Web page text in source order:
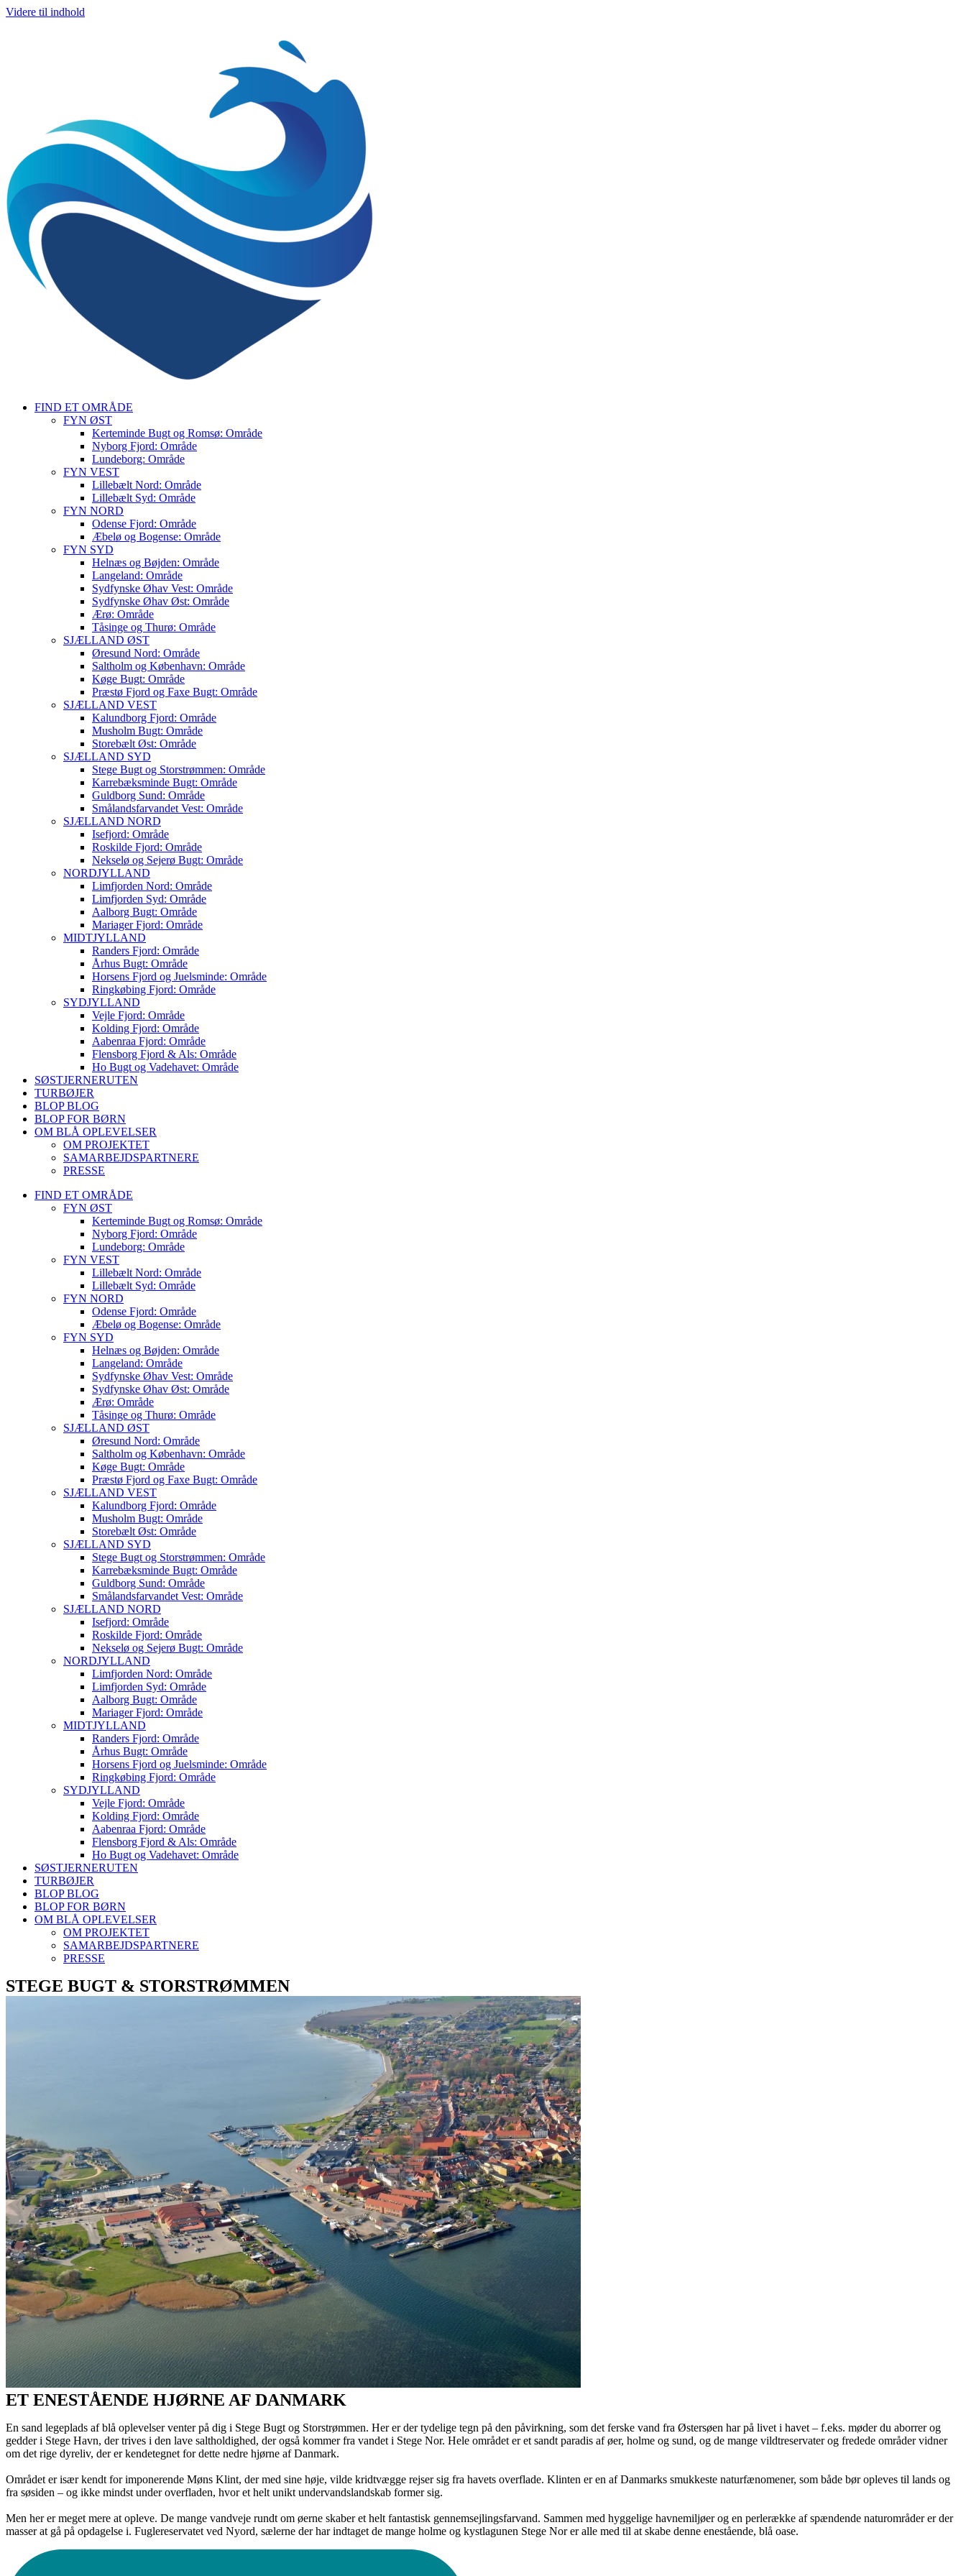
Videre til indhold
FIND ET OMRÅDE
FYN ØST
Kerteminde Bugt og Romsø: Område
Nyborg Fjord: Område
Lundeborg: Område
FYN VEST
Lillebælt Nord: Område
Lillebælt Syd: Område
FYN NORD
Odense Fjord: Område
Æbelø og Bogense: Område
FYN SYD
Helnæs og Bøjden: Område
Langeland: Område
Sydfynske Øhav Vest: Område
Sydfynske Øhav Øst: Område
Ærø: Område
Tåsinge og Thurø: Område
SJÆLLAND ØST
Øresund Nord: Område
Saltholm og København: Område
Køge Bugt: Område
Præstø Fjord og Faxe Bugt: Område
SJÆLLAND VEST
Kalundborg Fjord: Område
Musholm Bugt: Område
Storebælt Øst: Område
SJÆLLAND SYD
Stege Bugt og Storstrømmen: Område
Karrebæksminde Bugt: Område
Guldborg Sund: Område
Smålandsfarvandet Vest: Område
SJÆLLAND NORD
Isefjord: Område
Roskilde Fjord: Område
Nekselø og Sejerø Bugt: Område
NORDJYLLAND
Limfjorden Nord: Område
Limfjorden Syd: Område
Aalborg Bugt: Område
Mariager Fjord: Område
MIDTJYLLAND
Randers Fjord: Område
Århus Bugt: Område
Horsens Fjord og Juelsminde: Område
Ringkøbing Fjord: Område
SYDJYLLAND
Vejle Fjord: Område
Kolding Fjord: Område
Aabenraa Fjord: Område
Flensborg Fjord & Als: Område
Ho Bugt og Vadehavet: Område
SØSTJERNERUTEN
TURBØJER
BLOP BLOG
BLOP FOR BØRN
OM BLÅ OPLEVELSER
OM PROJEKTET
SAMARBEJDSPARTNERE
PRESSE
FIND ET OMRÅDE
FYN ØST
Kerteminde Bugt og Romsø: Område
Nyborg Fjord: Område
Lundeborg: Område
FYN VEST
Lillebælt Nord: Område
Lillebælt Syd: Område
FYN NORD
Odense Fjord: Område
Æbelø og Bogense: Område
FYN SYD
Helnæs og Bøjden: Område
Langeland: Område
Sydfynske Øhav Vest: Område
Sydfynske Øhav Øst: Område
Ærø: Område
Tåsinge og Thurø: Område
SJÆLLAND ØST
Øresund Nord: Område
Saltholm og København: Område
Køge Bugt: Område
Præstø Fjord og Faxe Bugt: Område
SJÆLLAND VEST
Kalundborg Fjord: Område
Musholm Bugt: Område
Storebælt Øst: Område
SJÆLLAND SYD
Stege Bugt og Storstrømmen: Område
Karrebæksminde Bugt: Område
Guldborg Sund: Område
Smålandsfarvandet Vest: Område
SJÆLLAND NORD
Isefjord: Område
Roskilde Fjord: Område
Nekselø og Sejerø Bugt: Område
NORDJYLLAND
Limfjorden Nord: Område
Limfjorden Syd: Område
Aalborg Bugt: Område
Mariager Fjord: Område
MIDTJYLLAND
Randers Fjord: Område
Århus Bugt: Område
Horsens Fjord og Juelsminde: Område
Ringkøbing Fjord: Område
SYDJYLLAND
Vejle Fjord: Område
Kolding Fjord: Område
Aabenraa Fjord: Område
Flensborg Fjord & Als: Område
Ho Bugt og Vadehavet: Område
SØSTJERNERUTEN
TURBØJER
BLOP BLOG
BLOP FOR BØRN
OM BLÅ OPLEVELSER
OM PROJEKTET
SAMARBEJDSPARTNERE
PRESSE
STEGE BUGT & STORSTRØMMEN
ET ENESTÅENDE HJØRNE AF DANMARK
En sand legeplads af blå oplevelser venter på dig i Stege Bugt og Storstrømmen. Her er der tydelige tegn på den påvirkning, som det ferske vand fra Østersøen har på livet i havet – f.eks. møder du aborrer og
gedder i Stege Havn, der trives i den lave saltholdighed, der også kommer fra vandet i Stege Nor. Hele området er et sandt paradis af øer, holme og sund, og de mange vildtreservater og fredede områder vidner
om det rige dyreliv, der er kendetegnet for dette nedre hjørne af Danmark.
Området er især kendt for imponerende Møns Klint, der med sine høje, vilde kridtvægge rejser sig fra havets overflade. Klinten er en af Danmarks smukkeste naturfænomener, som både bør opleves til lands og
fra søsiden – og ikke mindst under overfladen, hvor et helt unikt undervandslandskab former sig.
Men her er meget mere at opleve. De mange vandveje rundt om øerne skaber et helt fantastisk gennemsejlingsfarvand. Sammen med hyggelige havnemiljøer og en perlerække af spændende naturområder er der
masser at gå på opdagelse i. Fuglereservatet ved Nyord, sælerne der har indtaget de mange holme og kystlagunen Stege Nor er alle med til at skabe denne enestående, blå oase.